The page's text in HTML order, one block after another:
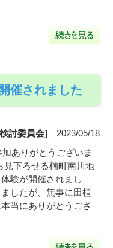
催されました
討委員会] 2023/05/18
ありがとうございま
下ろせる楠町南川地
験が開催されまし
したが、無事に田植
当にありがとうござ